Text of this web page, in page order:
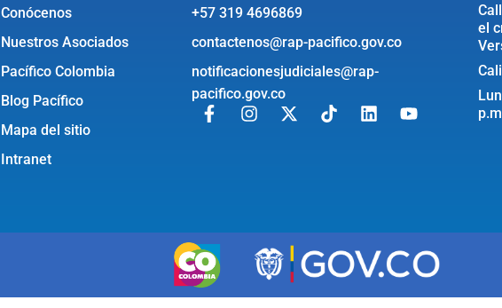
Conócenos
Nuestros Asociados
Pacífico Colombia
Blog Pacífico
Mapa del sitio
Intranet
+57 319 4696869
contactenos@rap-pacifico.gov.co
notificacionesjudiciales@rap-
pacifico.gov.co
el